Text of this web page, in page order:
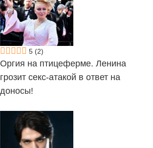
5 (2)
Оргия на птицеферме. Ленина
грозит секс-атакой в ответ на
доносы!